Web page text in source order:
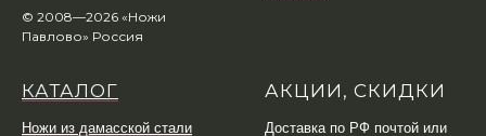
© 2008—2026 «Ножи
Павлово» Россия
КАТАЛОГ
Ножи из дамасской стали
АКЦИИ, СКИДКИ
Доставка по РФ почтой или